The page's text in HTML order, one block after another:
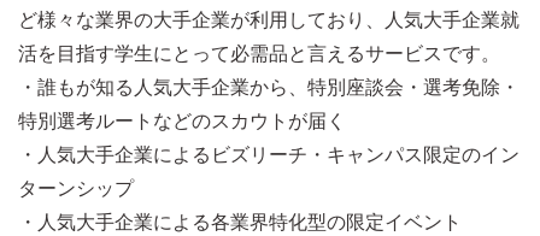
ど様々な業界の大手企業が利用しており、人気大手企業就
活を目指す学生にとって必需品と言えるサービスです。
・誰もが知る人気大手企業から、特別座談会・選考免除・
特別選考ルートなどのスカウトが届く
・人気大手企業によるビズリーチ・キャンパス限定のイン
ターンシップ
・人気大手企業による各業界特化型の限定イベント